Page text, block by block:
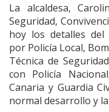
La alcaldesa,
Seguridad,
hoy los detalles del
por Policía Local,
Técnica de
con Policía
Canaria y Guardia
normal desarrollo y